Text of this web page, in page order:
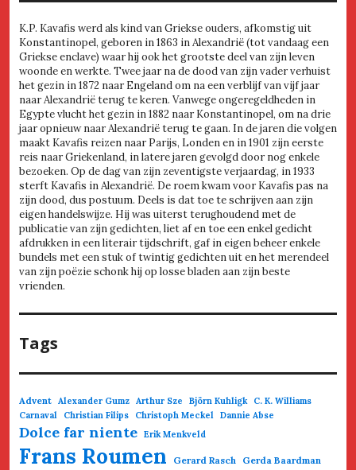
K.P. Kavafis werd als kind van Griekse ouders, afkomstig uit
Konstantinopel, geboren in 1863 in Alexandrië (tot vandaag een
Griekse enclave) waar hij ook het grootste deel van zijn leven
woonde en werkte. Twee jaar na de dood van zijn vader verhuist
het gezin in 1872 naar Engeland om na een verblijf van vijf jaar
naar Alexandrië terug te keren. Vanwege ongeregeldheden in
Egypte vlucht het gezin in 1882 naar Konstantinopel, om na drie
jaar opnieuw naar Alexandrië terug te gaan. In de jaren die volgen
maakt Kavafis reizen naar Parijs, Londen en in 1901 zijn eerste
reis naar Griekenland, in latere jaren gevolgd door nog enkele
bezoeken. Op de dag van zijn zeventigste verjaardag, in 1933
sterft Kavafis in Alexandrië. De roem kwam voor Kavafis pas na
zijn dood, dus postuum. Deels is dat toe te schrijven aan zijn
eigen handelswijze. Hij was uiterst terughoudend met de
publicatie van zijn gedichten, liet af en toe een enkel gedicht
afdrukken in een literair tijdschrift, gaf in eigen beheer enkele
bundels met een stuk of twintig gedichten uit en het merendeel
van zijn poëzie schonk hij op losse bladen aan zijn beste
vrienden.
Tags
Advent Alexander Gumz Arthur Sze Björn Kuhligk
C. K. Williams
Carnaval
Christian Filips Christoph Meckel Dannie Abse
Dolce far niente Erik Menkveld
Frans Roumen Gerard Rasch Gerda Baardman